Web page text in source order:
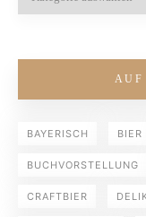
AUF
BAYERISCH BIER
BUCHVORSTELLUNG
CRAFTBIER